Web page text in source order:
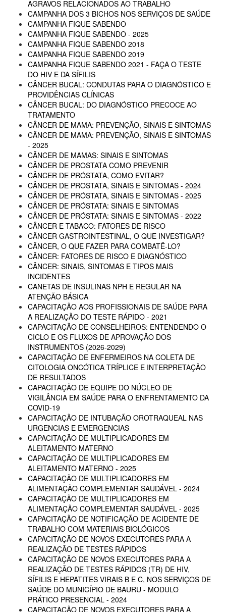
AGRAVOS RELACIONADOS AO TRABALHO
CAMPANHA DOS 3 BICHOS NOS SERVIÇOS DE SAÚDE
CAMPANHA FIQUE SABENDO
CAMPANHA FIQUE SABENDO - 2025
CAMPANHA FIQUE SABENDO 2018
CAMPANHA FIQUE SABENDO 2019
CAMPANHA FIQUE SABENDO 2021 - FAÇA O TESTE
DO HIV E DA SÍFILIS
CÂNCER BUCAL: CONDUTAS PARA O DIAGNÓSTICO E
PROVIDÊNCIAS CLÍNICAS
CÂNCER BUCAL: DO DIAGNÓSTICO PRECOCE AO
TRATAMENTO
CÂNCER DE MAMA: PREVENÇÃO, SINAIS E SINTOMAS
CÂNCER DE MAMA: PREVENÇÃO, SINAIS E SINTOMAS
- 2025
CÂNCER DE MAMAS: SINAIS E SINTOMAS
CÂNCER DE PROSTATA COMO PREVENIR
CÂNCER DE PRÓSTATA, COMO EVITAR?
CÂNCER DE PROSTATA, SINAIS E SINTOMAS - 2024
CÂNCER DE PRÓSTATA, SINAIS E SINTOMAS - 2025
CÂNCER DE PRÓSTATA: SINAIS E SINTOMAS
CÂNCER DE PRÓSTATA: SINAIS E SINTOMAS - 2022
CÂNCER E TABACO: FATORES DE RISCO
CÂNCER GASTROINTESTINAL, O QUE INVESTIGAR?
CÂNCER, O QUE FAZER PARA COMBATÊ-LO?
CÂNCER: FATORES DE RISCO E DIAGNÓSTICO
CÂNCER: SINAIS, SINTOMAS E TIPOS MAIS
INCIDENTES
CANETAS DE INSULINAS NPH E REGULAR NA
ATENÇÃO BÁSICA
CAPACITAÇÃO AOS PROFISSIONAIS DE SAÚDE PARA
A REALIZAÇÃO DO TESTE RÁPIDO - 2021
CAPACITAÇÃO DE CONSELHEIROS: ENTENDENDO O
CICLO E OS FLUXOS DE APROVAÇÃO DOS
INSTRUMENTOS (2026-2029)
CAPACITAÇÃO DE ENFERMEIROS NA COLETA DE
CITOLOGIA ONCÓTICA TRÍPLICE E INTERPRETAÇÃO
DE RESULTADOS
CAPACITAÇÃO DE EQUIPE DO NÚCLEO DE
VIGILÂNCIA EM SAÚDE PARA O ENFRENTAMENTO DA
COVID-19
CAPACITAÇÃO DE INTUBAÇÃO OROTRAQUEAL NAS
URGENCIAS E EMERGENCIAS
CAPACITAÇÃO DE MULTIPLICADORES EM
ALEITAMENTO MATERNO
CAPACITAÇÃO DE MULTIPLICADORES EM
ALEITAMENTO MATERNO - 2025
CAPACITAÇÃO DE MULTIPLICADORES EM
ALIMENTAÇÃO COMPLEMENTAR SAUDÁVEL - 2024
CAPACITAÇÃO DE MULTIPLICADORES EM
ALIMENTAÇÃO COMPLEMENTAR SAUDÁVEL - 2025
CAPACITAÇÃO DE NOTIFICAÇÃO DE ACIDENTE DE
TRABALHO COM MATERIAIS BIOLÓGICOS
CAPACITAÇÃO DE NOVOS EXECUTORES PARA A
REALIZAÇÃO DE TESTES RÁPIDOS
CAPACITAÇÃO DE NOVOS EXECUTORES PARA A
REALIZAÇÃO DE TESTES RÁPIDOS (TR) DE HIV,
SÍFILIS E HEPATITES VIRAIS B E C, NOS SERVIÇOS DE
SAÚDE DO MUNICÍPIO DE BAURU - MODULO
PRÁTICO PRESENCIAL - 2024
CAPACITAÇÃO DE NOVOS EXECUTORES PARA A